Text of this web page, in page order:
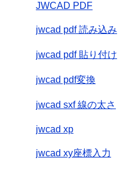
JWCAD PDF
jwcad pdf 読み込み
jwcad pdf 貼り付け
jwcad pdf変換
jwcad sxf 線の太さ
jwcad xp
jwcad xy座標入力